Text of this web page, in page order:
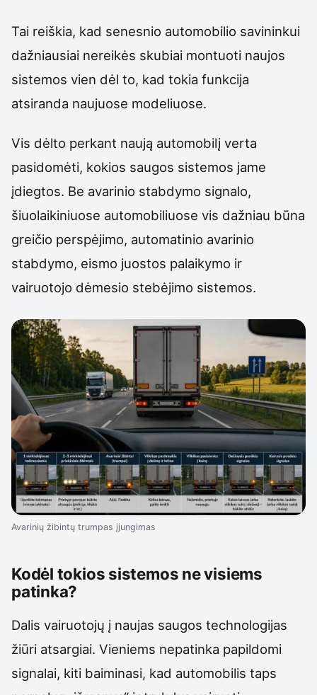
Tai reiškia, kad senesnio automobilio savininkui
dažniausiai nereikės skubiai montuoti naujos
sistemos vien dėl to, kad tokia funkcija
atsiranda naujuose modeliuose.
Vis dėlto perkant naują automobilį verta
pasidomėti, kokios saugos sistemos jame
įdiegtos. Be avarinio stabdymo signalo,
šiuolaikiniuose automobiliuose vis dažniau būna
greičio perspėjimo, automatinio avarinio
stabdymo, eismo juostos palaikymo ir
vairuotojo dėmesio stebėjimo sistemos.
Avarinių žibintų trumpas įjungimas
Kodėl tokios sistemos ne visiems
patinka?
Dalis vairuotojų į naujas saugos technologijas
žiūri atsargiai. Vieniems nepatinka papildomi
signalai, kiti baiminasi, kad automobilis taps